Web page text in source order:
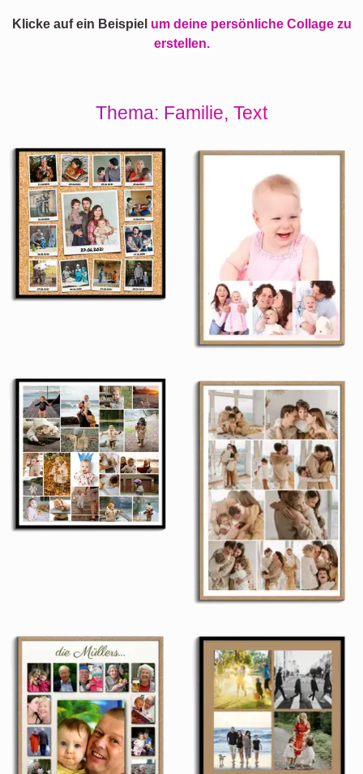
Klicke auf ein Beispiel um deine persönliche Collage zu
erstellen.
Thema: Familie, Text